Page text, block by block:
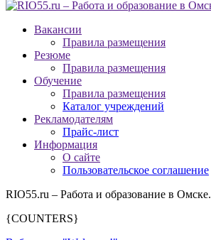
Вакансии
Правила размещения
Резюме
Правила размещения
Обучение
Правила размещения
Каталог учреждений
Рекламодателям
Прайс-лист
Информация
О сайте
Пользовательское соглашение
RIO55.ru – Работа и образование в Омске.
{COUNTERS}